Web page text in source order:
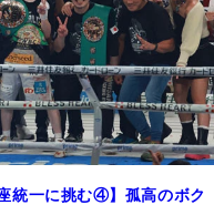
統一に挑む④】孤高のボク